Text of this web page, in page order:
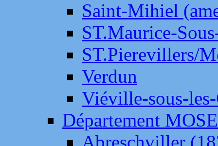
Saint-Mihiel
ST.Maurice-
ST.Pierevillers/
Verdun
Viéville-sous-
Département